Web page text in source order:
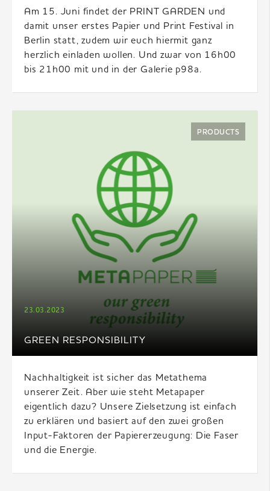
Am 15. Juni findet der PRINT GARDEN und
damit unser erstes Papier und Print Festival in
Berlin statt, zudem wir euch hiermit ganz
herzlich einladen wollen. Und zwar von 16h00
bis 21h00 mit und in der Galerie p98a.
GREEN RESPONSIBILITY
23.03.2023
PRODUCTS
Nachhaltigkeit ist sicher das Metathema
unserer Zeit. Aber wie steht Metapaper
eigentlich dazu? Unsere Zielsetzung ist einfach
zu erklären und basiert auf den zwei großen
Input-Faktoren der Papiererzeugung: Die Faser
und die Energie.